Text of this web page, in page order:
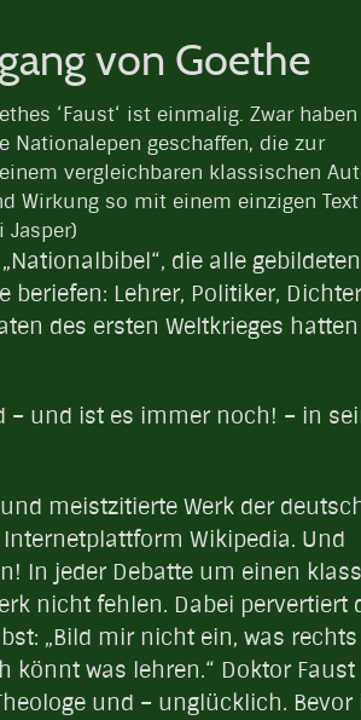
von Goethe
‘Faust‘ ist einmalig. Zwar
Nationalepen geschaffen, die zur
vergleichbaren klassischen
Wirkung so mit einem einzigen Text
Jasper)
die alle
Lehrer, Politiker,
des ersten Weltkrieges
– und ist es immer noch! – in
meistzitierte Werk der
Wikipedia. Und
In jeder Debatte um einen
nicht fehlen. Dabei pervertiert
„Bild mir nicht ein, was rechts
könnt was lehren.“ Doktor
und – unglücklich. Bevor